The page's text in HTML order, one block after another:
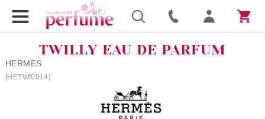
TWILLY EAU DE PARFUM
HERMES
[HETWI0014]